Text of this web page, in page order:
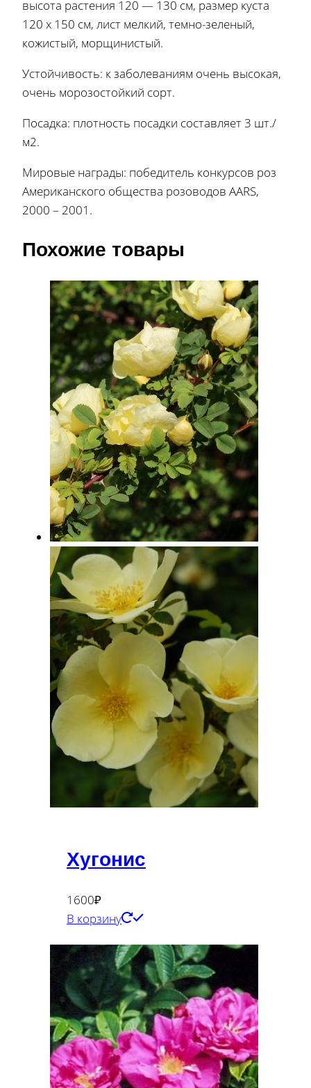
высота растения 120 — 130 см, размер куста
120 х 150 см, лист мелкий, темно-зеленый,
кожистый, морщинистый.
Устойчивость: к заболеваниям очень высокая,
очень морозостойкий сорт.
Посадка: плотность посадки составляет 3 шт./
м2.
Мировые награды: победитель конкурсов роз
Американского общества розоводов AARS,
2000 – 2001.
Похожие товары
Хугонис
1600₽
В корзину